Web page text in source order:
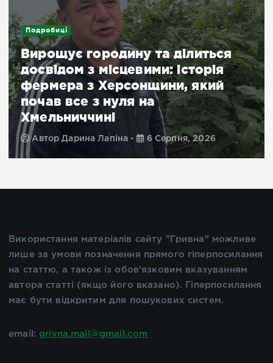
Подробиці
Вирощує городину та ділиться
досвідом з місцевими: історія
фермера з Херсонщини, який
почав все з нуля на
Хмельниччині
АвторДарина Лапіна 6 Серпня, 2026
Використання матеріалів сайту "Гривна" можливе
лише за умови позначення прямого гіперпосилання
на статтю, а також із обов'язковим вказуванням
автора статті (якщо його вказано). Гіперпосилання
має бути відкритим для пошукових систем.
email: grivna.mail@gmail.com